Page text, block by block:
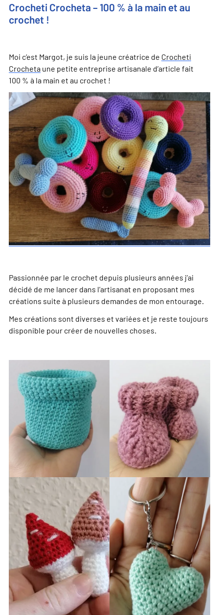
Crocheti Crocheta – 100 % à la main et au
crochet !
Moi c’est Margot, je suis la jeune créatrice de Crocheti
Crocheta une petite entreprise artisanale d’article fait
100 % à la main et au crochet !
Passionnée par le crochet depuis plusieurs années j’ai
décidé de me lancer dans l’artisanat en proposant mes
créations suite à plusieurs demandes de mon entourage.
Mes créations sont diverses et variées et je reste toujours
disponible pour créer de nouvelles choses.